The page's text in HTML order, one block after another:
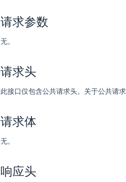
请求参数
无。
请求头
此接口仅包含公共请求头。关于公共请
请求体
无。
响应头